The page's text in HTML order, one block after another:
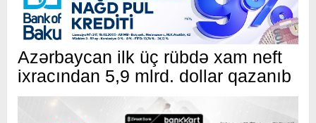
Azərbaycan ilk üç rübdə xam neft
ixracından 5,9 mlrd. dollar qazanıb